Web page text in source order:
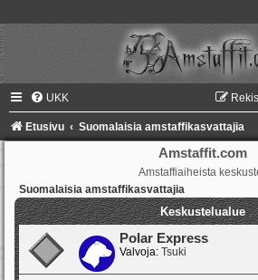
UKK
Etusivu Suomalaisia amstaffikasvattajia
Amstaffit.com
Amstaffiaiheista
Suomalaisia amstaffikasvattajia
Keskustelualue
Polar Express
Valvoja: Tsuki